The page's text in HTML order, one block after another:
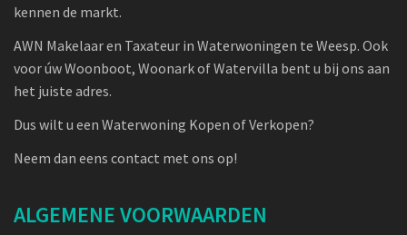
kennen de markt.
AWN Makelaar en Taxateur in Waterwoningen te Weesp. Ook
voor úw Woonboot, Woonark of Watervilla bent u bij ons aan
het juiste adres.
Dus wilt u een Waterwoning Kopen of Verkopen?
Neem dan eens contact met ons op!
ALGEMENE VOORWAARDEN